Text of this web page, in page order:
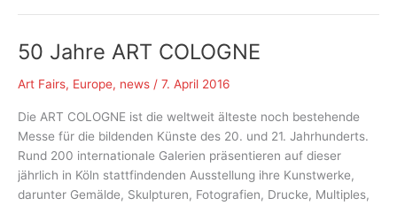
50 Jahre ART COLOGNE
Art Fairs, Europe, news / 7. April 2016
Die ART COLOGNE ist die weltweit älteste noch bestehende
Messe für die bildenden Künste des 20. und 21. Jahrhunderts.
Rund 200 internationale Galerien präsentieren auf dieser
jährlich in Köln stattfindenden Ausstellung ihre Kunstwerke,
darunter Gemälde, Skulpturen, Fotografien, Drucke, Multiples,